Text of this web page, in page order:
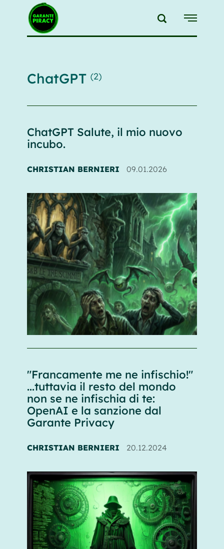
{{feedLink}}
ChatGPT (2)
ChatGPT Salute, il mio nuovo
incubo.
CHRISTIAN BERNIERI 09.01.2026
"Francamente me ne infischio!"
...tuttavia il resto del mondo
non se ne infischia di te:
OpenAI e la sanzione dal
Garante Privacy
CHRISTIAN BERNIERI 20.12.2024